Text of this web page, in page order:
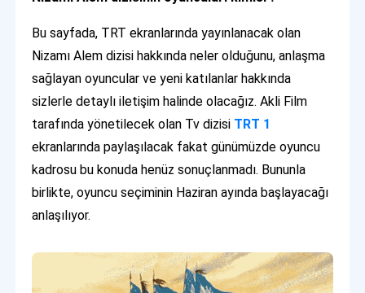
Bu sayfada, TRT ekranlarında yayınlanacak olan
Nizamı Alem dizisi hakkında neler olduğunu, anlaşma
sağlayan oyuncular ve yeni katılanlar hakkında
sizlerle detaylı iletişim halinde olacağız. Akli Film
tarafında yönetilecek olan Tv dizisi TRT 1
ekranlarında paylaşılacak fakat günümüzde oyuncu
kadrosu bu konuda henüz sonuçlanmadı. Bununla
birlikte, oyuncu seçiminin Haziran ayında başlayacağı
anlaşılıyor.